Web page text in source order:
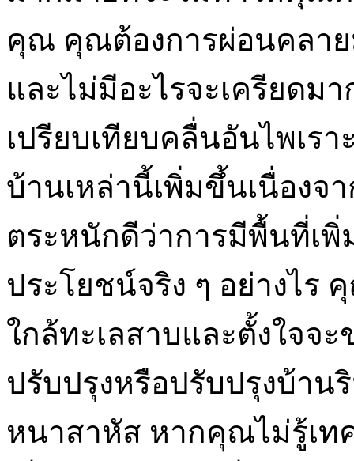
คุณ คุณต้องการผ่อนคลา
และไม่มีอะไรจะเครียดม
เปรียบเทียบคลื่นอันไพเร
บ้านเหล่านี้เพิ่มขึ้นเนื่องจ
ตระหนักดีว่าการมีพื้นที่เ
ประโยชน์จริง ๆ อย่างไร
ใกล้ทะเลสาบและตั้งใจจ
ปรับปรุงหรือปรับปรุงบ้าน
หนาสาหัส หากคุณไม่รู้เ